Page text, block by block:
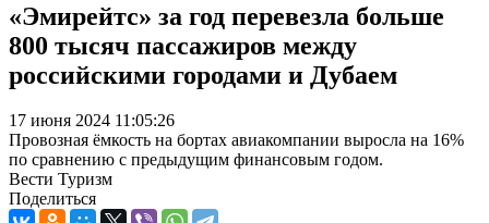
«Эмирейтс» за год перевезла больше
800 тысяч пассажиров между
российскими городами и Дубаем
17 июня 2024 11:05:26
Провозная ёмкость на бортах авиакомпании выросла на 16%
по сравнению с предыдущим финансовым годом.
Вести Туризм
Поделиться